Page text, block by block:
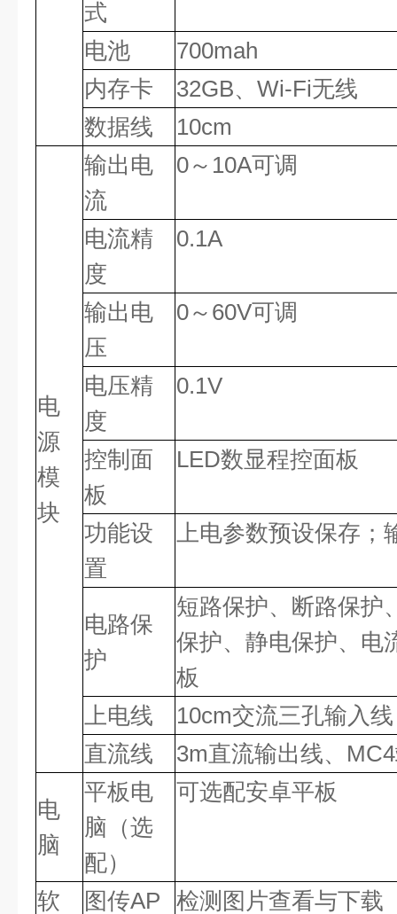
式
电池
700mah
内存卡
32GB、Wi-Fi无线
数据线
10cm
电
源
模
块
输出电
流
0～10A可调
电流精
度
0.1A
输出电
压
0～60V可调
电压精
度
0.1V
控制面
板
LED数显程控面板
功能设
置
上电参数预设保存；
电路保
护
短路保护、断路保护
保护、静电保护、电
板
上电线
10cm交流三孔输入线
直流线
3m直流输出线、
电
脑
平板电
脑（选
配）
可选配安卓平板
软
图传AP
检测图片查看与下载